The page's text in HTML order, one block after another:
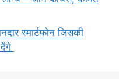
स्मार्टफोन जिसकी